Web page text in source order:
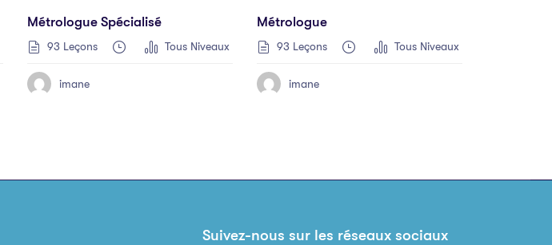
Métrologue Spécialisé
93 Leçons Tous Niveaux
imane
Métrologue
93 Leçons Tous Niveaux
imane
Suivez-nous sur les réseaux sociaux